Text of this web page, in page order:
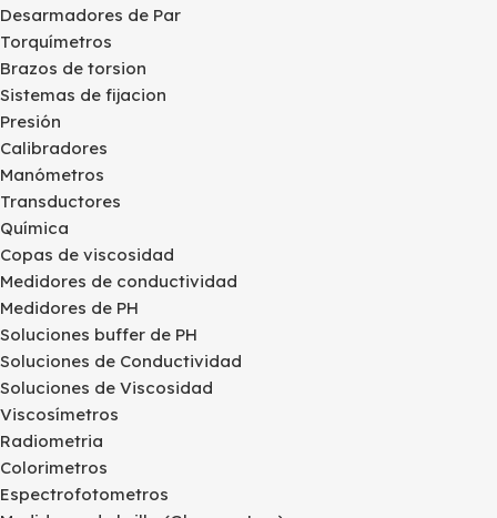
Desarmadores de Par
Torquímetros
Brazos de torsion
Sistemas de fijacion
Presión
Calibradores
Manómetros
Transductores
Química
Copas de viscosidad
Medidores de conductividad
Medidores de PH
Soluciones buffer de PH
Soluciones de Conductividad
Soluciones de Viscosidad
Viscosímetros
Radiometria
Colorimetros
Espectrofotometros